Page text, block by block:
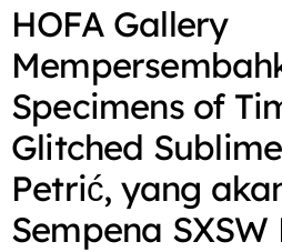
HOFA Gallery
Specimens of
Glitched
Petrić, yang
Sempena